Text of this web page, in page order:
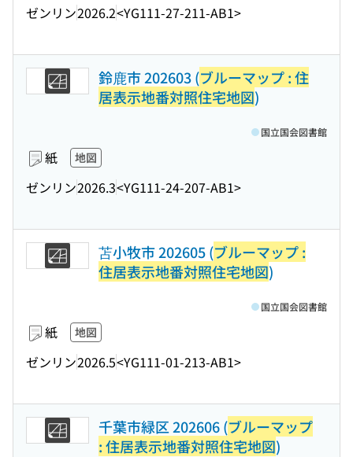
ゼンリン2026.2<YG111-27-211-AB1>
鈴鹿市 202603 (ブルーマップ : 住
居表示地番対照住宅地図)
紙 地図
ゼンリン2026.3<YG111-24-207-AB1>
国立国会図書館
苫小牧市 202605 (ブルーマップ :
住居表示地番対照住宅地図)
紙 地図
ゼンリン2026.5<YG111-01-213-AB1>
国立国会図書館
千葉市緑区 202606 (ブルーマップ
: 住居表示地番対照住宅地図)